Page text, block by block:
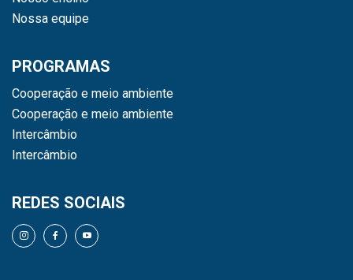
Nossa equipe
PROGRAMAS
Cooperação e meio ambiente
Cooperação e meio ambiente
Intercâmbio
Intercâmbio
REDES SOCIAIS